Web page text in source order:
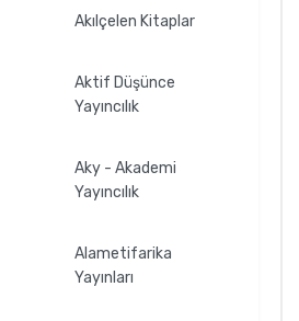
Akılçelen Kitaplar
Aktif Düşünce
Yayıncılık
Aky - Akademi
Yayıncılık
Alametifarika
Yayınları